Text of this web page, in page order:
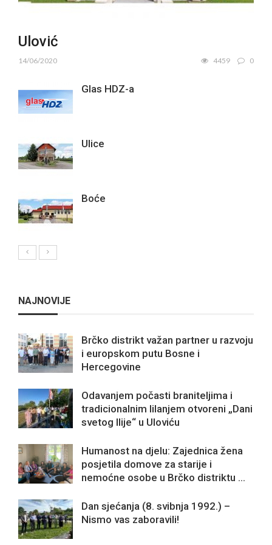
Ulović
14/06/2020 4459 0
Glas HDZ-a
Ulice
Boće
NAJNOVIJE
Brčko distrikt važan partner u razvoju
i europskom putu Bosne i
Hercegovine
Odavanjem počasti braniteljima i
tradicionalnim lilanjem otvoreni „Dani
svetog Ilije“ u Uloviću
Humanost na djelu: Zajednica žena
posjetila domove za starije i
nemoćne osobe u Brčko distriktu ...
Dan sjećanja (8. svibnja 1992.) –
Nismo vas zaboravili!